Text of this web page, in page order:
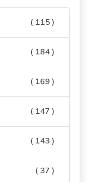
( 115 )
( 184 )
( 169 )
( 147 )
( 143 )
( 37 )